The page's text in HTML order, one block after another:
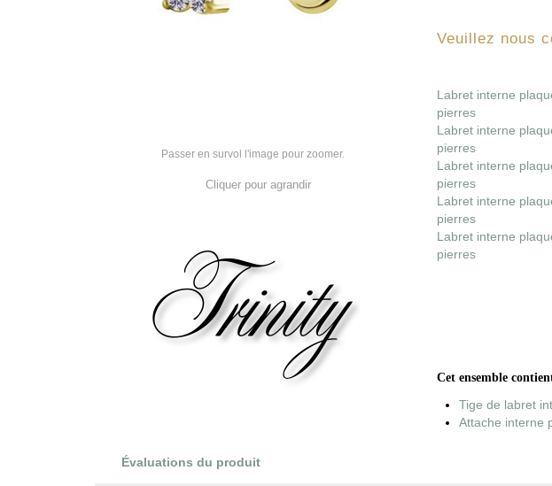
Passer en survol l'image pour zoomer.
Cliquer pour agrandir
Veuillez nous
Labret interne
pierres
Labret interne
pierres
Labret interne
pierres
Labret interne
pierres
Labret interne
pierres
Cet ensemble
Tige de labret
Attache interne
Évaluations du produit